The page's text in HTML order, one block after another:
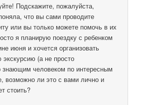
Подскажите, пожалуйста,
что вы сами проводите
или вы только можете помочь в их
я планирую поездку с ребенком
июня и хочется организовать
(а не просто
человеком по интересным
возможно ли это с вами лично и
стоить?